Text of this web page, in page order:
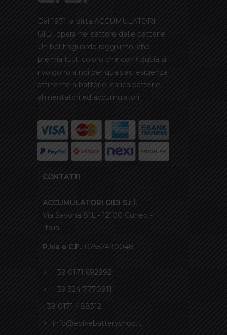
Dal 1971 la ditta ACCUMULATORI
GIDI opera nel settore delle batterie.
Un bel traguardo raggiunto, che
premia tutti coloro che con fiducia si
rivolgono a noi per qualsiasi esigenza
attinente a batterie, carica batterie,
alimentatori ed accumulatori.
CONTATTI
ACCUMULATORI GIDI S.r.l.
Via Savona 81L - 12100 Cuneo -
Italia
P.Iva e C.F.: 02557490048
+39 0171 692992
+39 324 7770911
+39 0171 488312
info@ebikebatteryshop.it